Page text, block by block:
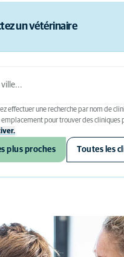
un vétérinaire
effectuer une recherche par nom de
pour trouver des cliniques
plus proches Toutes les